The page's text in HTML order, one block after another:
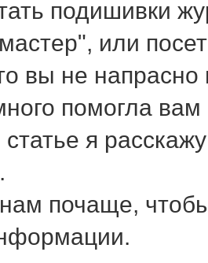
подишивки
или
вы не напрасно
помогла
я
почаще,